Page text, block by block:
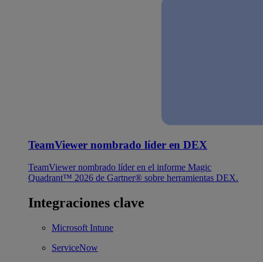
TeamViewer nombrado líder en DEX
TeamViewer nombrado líder en el informe Magic
Quadrant™ 2026 de Gartner® sobre herramientas DEX.
Integraciones clave
Microsoft Intune
ServiceNow